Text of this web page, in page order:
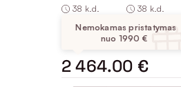
38 k.d. 38 k.d.
Nemokamas pristatymas
nuo 1990 €
2 464.00 €